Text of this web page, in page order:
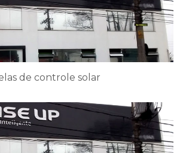
de controle solar